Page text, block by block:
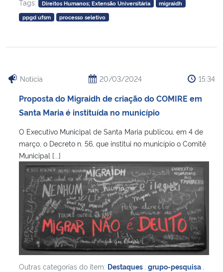
Tags: Direitos Humanos; Extensão Universitária
migraidh
ppgd ufsm
processo seletivo
Notícia 20/03/2024 15:34
Proposta do Migraidh de criação do COMIRE em
Santa Maria é instituída no município
O Executivo Municipal de Santa Maria publicou, em 4 de
março, o Decreto n. 56, que institui no município o Comitê
Municipal [...]
Outras categorias do item: Destaques grupo-pesquisa